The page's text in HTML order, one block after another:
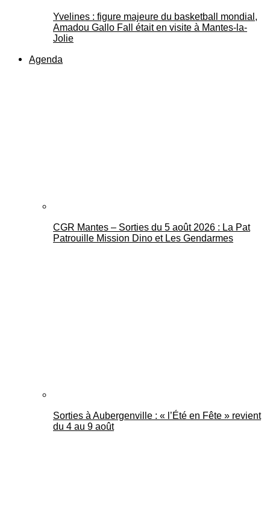
Yvelines : figure majeure du basketball mondial,
Amadou Gallo Fall était en visite à Mantes-la-
Jolie
Agenda
CGR Mantes – Sorties du 5 août 2026 : La Pat
Patrouille Mission Dino et Les Gendarmes
Sorties à Aubergenville : « l’Été en Fête » revient
du 4 au 9 août